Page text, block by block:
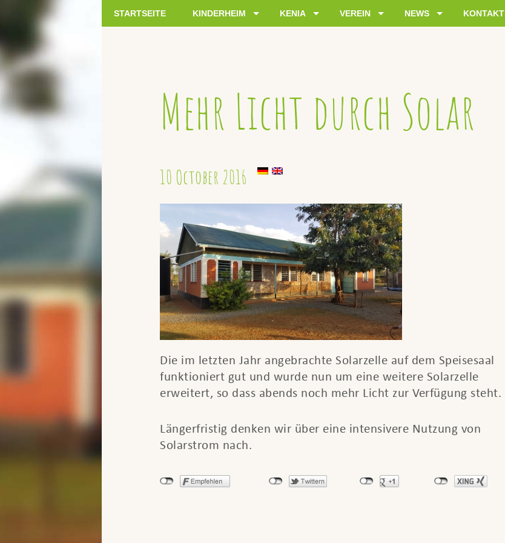
STARTSEITE KINDERHEIM KENIA VEREIN NEWS KONTAKT
Mehr Licht durch Solar
10 October 2016
Die im letzten Jahr angebrachte Solarzelle auf dem Speisesaal
funktioniert gut und wurde nun um eine weitere Solarzelle
erweitert, so dass abends noch mehr Licht zur Verfügung steht.
Längerfristig denken wir über eine intensivere Nutzung von
Solarstrom nach.